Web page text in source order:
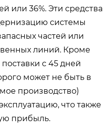
или 36%. Эти средства
системы
частей или
линий. Кроме
с 45 дней
может не быть в
производство)
что также
прибыль.